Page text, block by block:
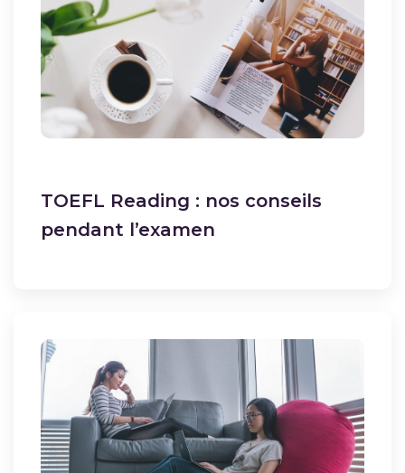
TOEFL Reading : nos conseils
pendant l’examen